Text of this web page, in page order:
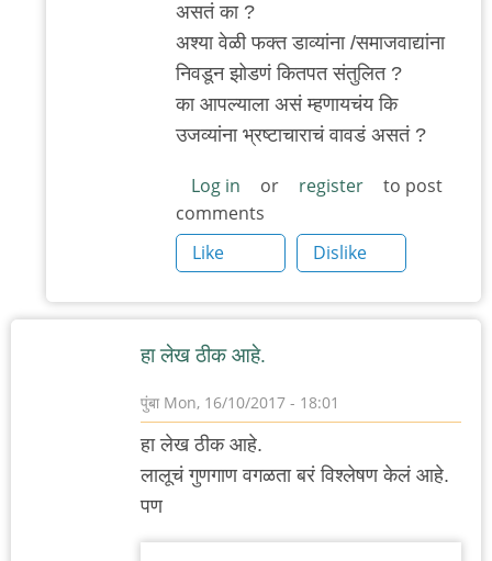
असतं का ?
अश्या वेळी फक्त डाव्यांना /समाजवाद्यांना
निवडून झोडणं कितपत संतुलित ?
का आपल्याला असं म्हणायचंय कि
उजव्यांना भ्रष्टाचाराचं वावडं असतं ?
Log in or register
to post
comments
Like
Dislike
हा लेख ठीक आहे.
पुंबा Mon, 16/10/2017 - 18:01
हा लेख ठीक आहे.
लालूचं गुणगाण वगळता बरं विश्लेषण केलं आहे.
पण